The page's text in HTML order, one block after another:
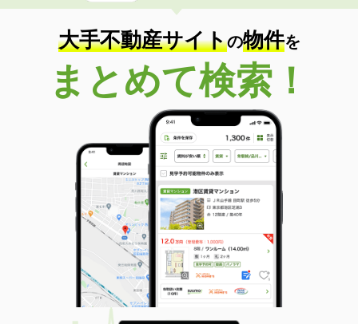
大手不動産サイトの物件を
まとめて検索！